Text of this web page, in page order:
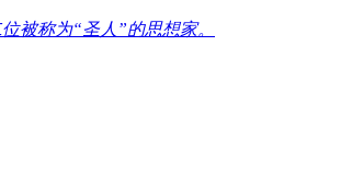
被称为“圣人”的思想家。